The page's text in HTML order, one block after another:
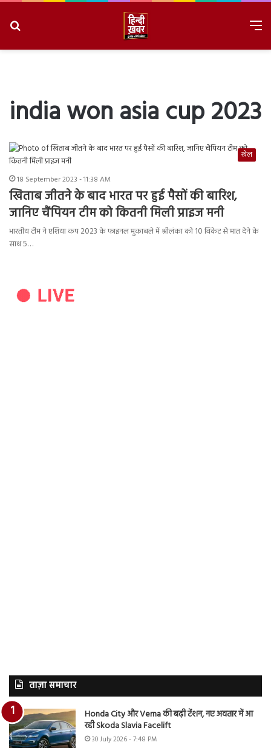
india won asia cup 2023
खेल
18 September 2023 - 11:38 AM
खिताब जीतने के बाद भारत पर हुई पैसों की बारिश,
जानिए चैंपियन टीम को कितनी मिली प्राइज मनी
भारतीय टीम ने एशिया कप 2023 के फाइनल मुकाबले में श्रीलंका को 10 विकेट से मात देने के
साथ 5…
ताज़ा समाचार
Honda City और Verna की बढ़ी टेंशन, नए अवतार में आ
रही Skoda Slavia Facelift
30 July 2026 - 7:48 PM